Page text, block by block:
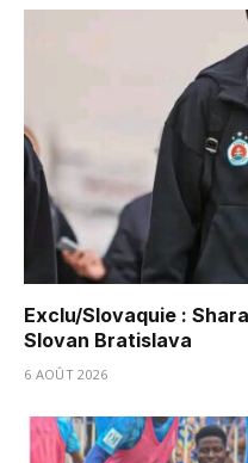
Exclu/Slovaquie :
Slovan Bratislava
6 AOÛT 2026